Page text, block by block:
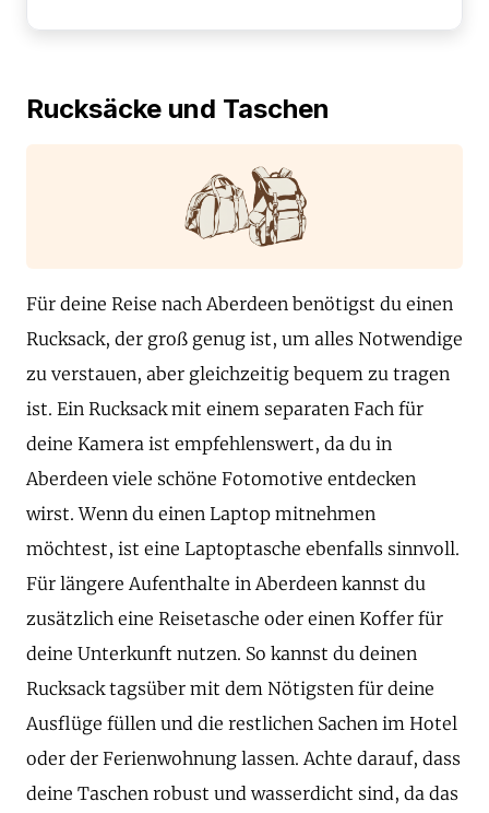
Rucksäcke und Taschen
Für deine Reise nach Aberdeen benötigst du einen
Rucksack, der groß genug ist, um alles Notwendige
zu verstauen, aber gleichzeitig bequem zu tragen
ist. Ein Rucksack mit einem separaten Fach für
deine Kamera ist empfehlenswert, da du in
Aberdeen viele schöne Fotomotive entdecken
wirst. Wenn du einen Laptop mitnehmen
möchtest, ist eine Laptoptasche ebenfalls sinnvoll.
Für längere Aufenthalte in Aberdeen kannst du
zusätzlich eine Reisetasche oder einen Koffer für
deine Unterkunft nutzen. So kannst du deinen
Rucksack tagsüber mit dem Nötigsten für deine
Ausflüge füllen und die restlichen Sachen im Hotel
oder der Ferienwohnung lassen. Achte darauf, dass
deine Taschen robust und wasserdicht sind, da das